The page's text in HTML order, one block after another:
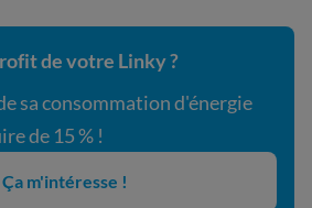
de votre Linky ?
sa consommation d'énergie
de 15 % !
Ça m'intéresse !